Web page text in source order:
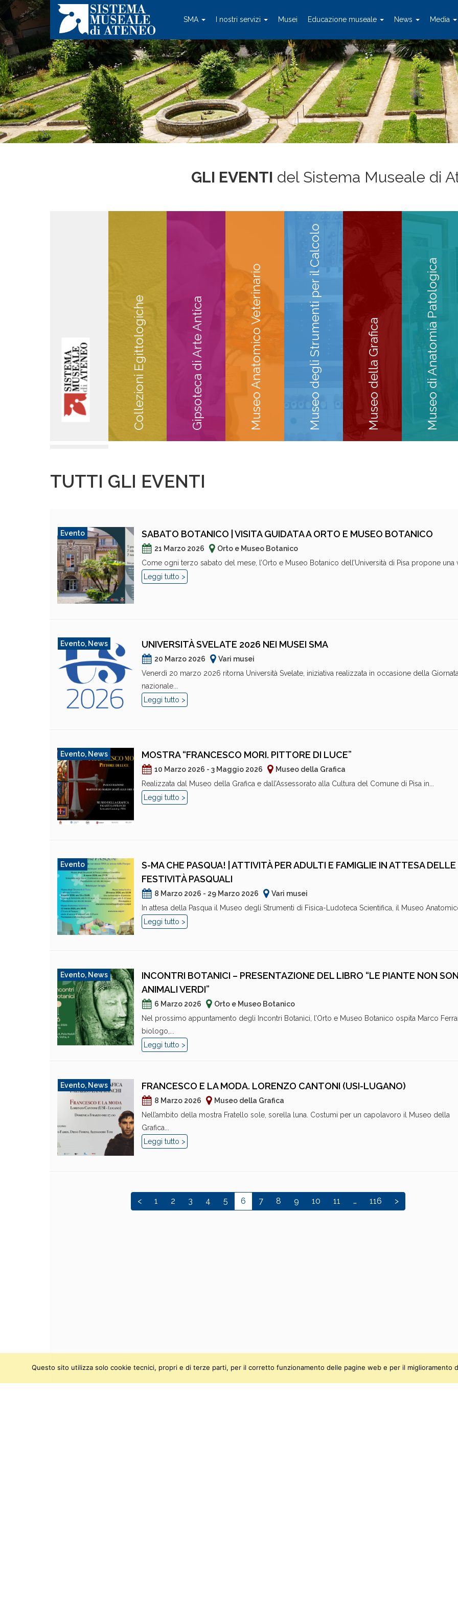
SMA I nostri servizi Musei Educazione museale News Media
GLI EVENTI del Sistema Museale di
Collezioni Egittologiche Gipsoteca di Arte Antica Museo Anatomico Veterinario Museo degli Strumenti per il Calcolo Museo della Grafica Museo di Anatomia Patologica
TUTTI GLI EVENTI
Evento SABATO BOTANICO | VISITA GUIDATA A ORTO E MUSEO BOTANICO
21 Marzo 2026
Orto e Museo Botanico
Come ogni terzo sabato del mese, l’Orto e Museo Botanico dell’Università di Pisa propone una
Leggi tutto >
Evento, News UNIVERSITÀ SVELATE 2026 NEI MUSEI SMA
20 Marzo 2026
Vari musei
Venerdì 20 marzo 2026 ritorna Università Svelate, iniziativa realizzata in occasione della Giornata
nazionale...
Leggi tutto >
Evento, News MOSTRA “FRANCESCO MORI. PITTORE DI LUCE”
10 Marzo 2026 - 3 Maggio 2026
Museo della Grafica
Realizzata dal Museo della Grafica e dall’Assessorato alla Cultura del Comune di Pisa in...
Leggi tutto >
Evento
S-MA CHE PASQUA! | ATTIVITÀ PER ADULTI E FAMIGLIE IN ATTESA DELLE
FESTIVITÀ PASQUALI
8 Marzo 2026 - 29 Marzo 2026
Vari musei
In attesa della Pasqua il Museo degli Strumenti di Fisica-Ludoteca Scientifica, il Museo
Leggi tutto >
Evento, News
INCONTRI BOTANICI – PRESENTAZIONE DEL LIBRO “LE PIANTE NON
ANIMALI VERDI”
6 Marzo 2026
Orto e Museo Botanico
Nel prossimo appuntamento degli Incontri Botanici, l’Orto e Museo Botanico ospita Marco
biologo,...
Leggi tutto >
Evento, News FRANCESCO E LA MODA. LORENZO CANTONI (USI-LUGANO)
8 Marzo 2026
Museo della Grafica
Nell’ambito della mostra Fratello sole, sorella luna. Costumi per un capolavoro il Museo della
Grafica...
Leggi tutto >
< 1 2 3 4 5 6 7 8 9 10 11 … 116 >
Questo sito utilizza solo cookie tecnici, propri e di terze parti, per il corretto funzionamento delle pagine web e per il miglioramento